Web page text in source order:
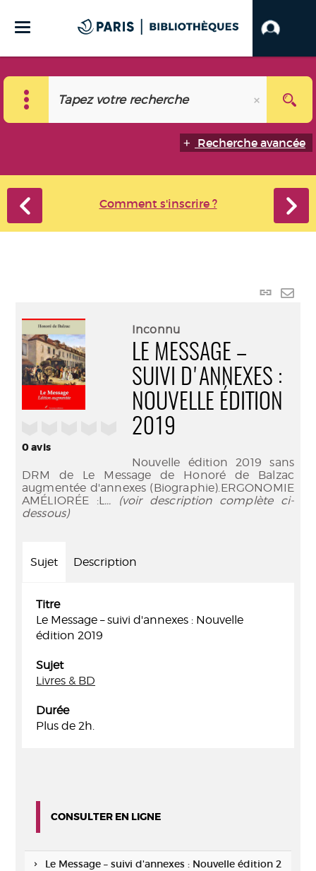
Recherche avancée
Comment s'inscrire ?
Lien
0avis
Inconnu
LE MESSAGE –
SUIVI D'ANNEXES :
NOUVELLE ÉDITION
2019
Nouvelle édition 2019 sans
DRM de Le Message de Honoré de Balzac
augmentée d'annexes (Biographie).ERGONOMIE
AMÉLIORÉE :L... (voir description complète ci-
dessous)
Sujet Description
Titre
Le Message – suivi d'annexes : Nouvelle
édition 2019
Sujet
Livres & BD
Durée
Plus de 2h.
CONSULTER EN LIGNE
Le Message – suivi d'annexes : Nouvelle édition 2